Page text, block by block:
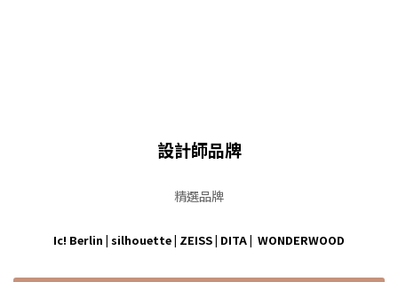
設計師品牌
精選品牌
Ic! Berlin | silhouette| ZEISS| DITA| WONDERWOOD